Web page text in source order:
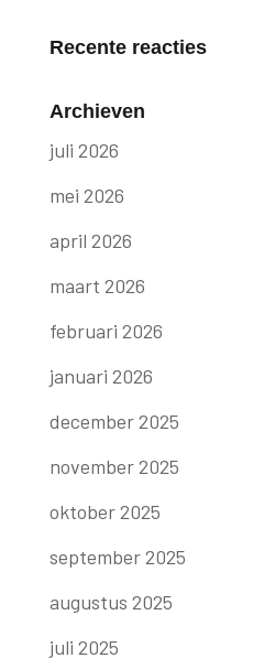
Recente reacties
Archieven
juli 2026
mei 2026
april 2026
maart 2026
februari 2026
januari 2026
december 2025
november 2025
oktober 2025
september 2025
augustus 2025
juli 2025